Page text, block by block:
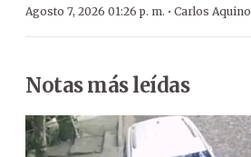
Agosto 7, 2026 01:26 p. m. · Carlos Aquino
Notas más leídas